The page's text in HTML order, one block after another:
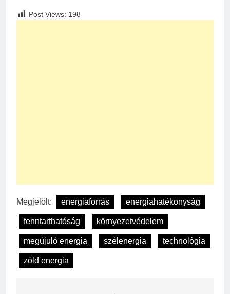
Post Views: 198
Megjelölt: energiaforrás energiahatékonyság
fenntarthatóság környezetvédelem
megújuló energia szélenergia technológia
zöld energia